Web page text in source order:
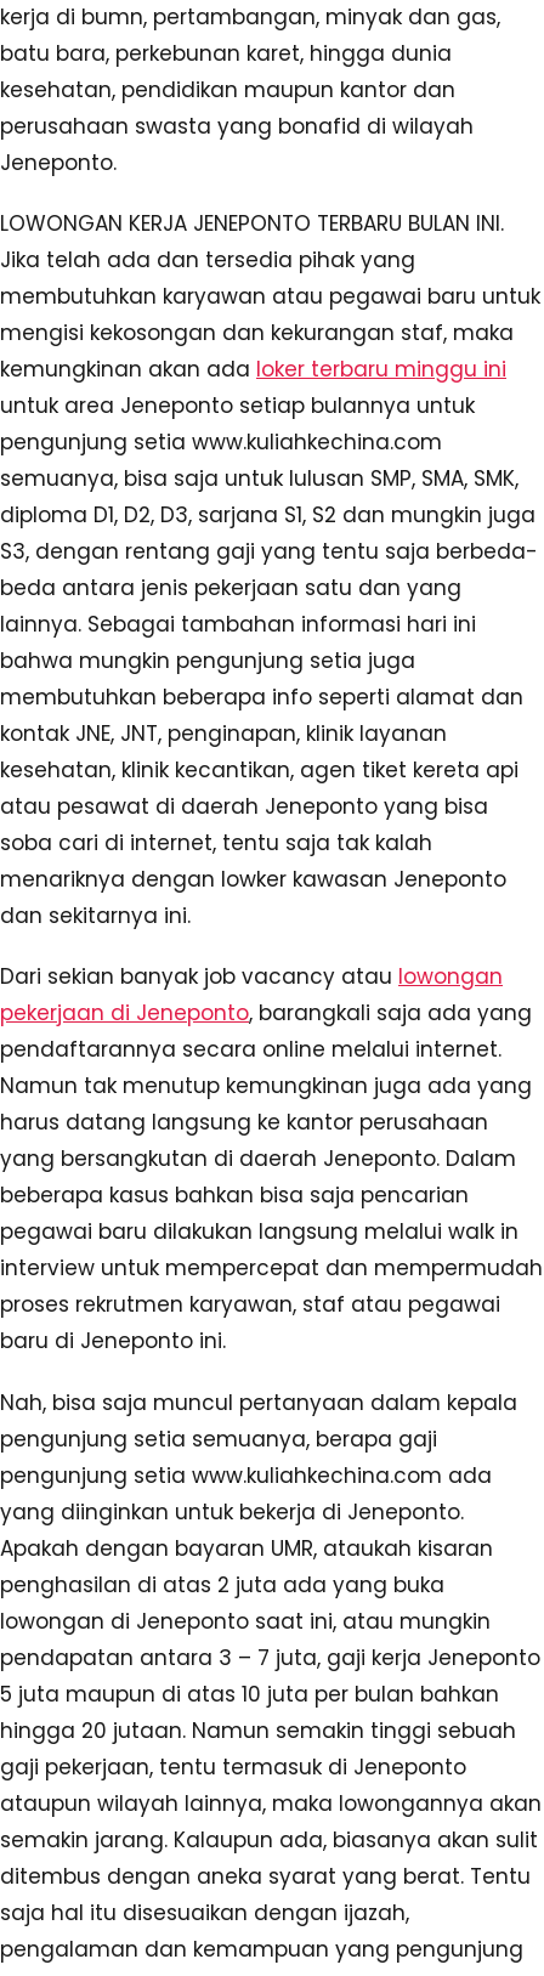
kerja di bumn, pertambangan, minyak dan gas,
batu bara, perkebunan karet, hingga dunia
kesehatan, pendidikan maupun kantor dan
perusahaan swasta yang bonafid di wilayah
Jeneponto.
LOWONGAN KERJA JENEPONTO TERBARU BULAN INI.
Jika telah ada dan tersedia pihak yang
membutuhkan karyawan atau pegawai baru untuk
mengisi kekosongan dan kekurangan staf, maka
kemungkinan akan ada loker terbaru minggu ini
untuk area Jeneponto setiap bulannya untuk
pengunjung setia www.kuliahkechina.com
semuanya, bisa saja untuk lulusan SMP, SMA, SMK,
diploma D1, D2, D3, sarjana S1, S2 dan mungkin juga
S3, dengan rentang gaji yang tentu saja berbeda-
beda antara jenis pekerjaan satu dan yang
lainnya. Sebagai tambahan informasi hari ini
bahwa mungkin pengunjung setia juga
membutuhkan beberapa info seperti alamat dan
kontak JNE, JNT, penginapan, klinik layanan
kesehatan, klinik kecantikan, agen tiket kereta api
atau pesawat di daerah Jeneponto yang bisa
soba cari di internet, tentu saja tak kalah
menariknya dengan lowker kawasan Jeneponto
dan sekitarnya ini.
Dari sekian banyak job vacancy atau lowongan
pekerjaan di Jeneponto, barangkali saja ada yang
pendaftarannya secara online melalui internet.
Namun tak menutup kemungkinan juga ada yang
harus datang langsung ke kantor perusahaan
yang bersangkutan di daerah Jeneponto. Dalam
beberapa kasus bahkan bisa saja pencarian
pegawai baru dilakukan langsung melalui walk in
interview untuk mempercepat dan mempermudah
proses rekrutmen karyawan, staf atau pegawai
baru di Jeneponto ini.
Nah, bisa saja muncul pertanyaan dalam kepala
pengunjung setia semuanya, berapa gaji
pengunjung setia www.kuliahkechina.com ada
yang diinginkan untuk bekerja di Jeneponto.
Apakah dengan bayaran UMR, ataukah kisaran
penghasilan di atas 2 juta ada yang buka
lowongan di Jeneponto saat ini, atau mungkin
pendapatan antara 3 – 7 juta, gaji kerja Jeneponto
5 juta maupun di atas 10 juta per bulan bahkan
hingga 20 jutaan. Namun semakin tinggi sebuah
gaji pekerjaan, tentu termasuk di Jeneponto
ataupun wilayah lainnya, maka lowongannya akan
semakin jarang. Kalaupun ada, biasanya akan sulit
ditembus dengan aneka syarat yang berat. Tentu
saja hal itu disesuaikan dengan ijazah,
pengalaman dan kemampuan yang pengunjung